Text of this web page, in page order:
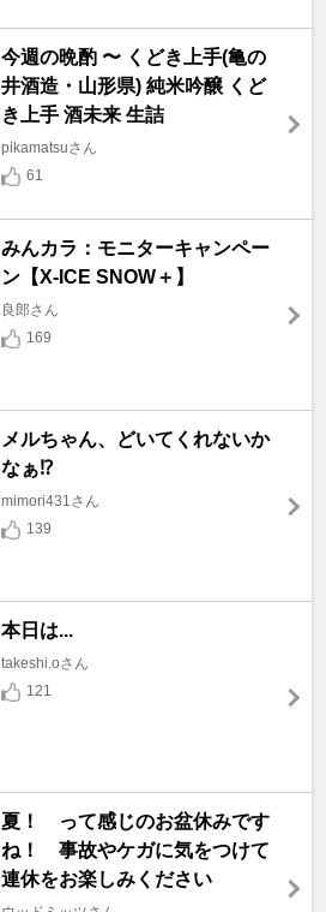
今週の晩酌 〜 くどき上手(亀の
井酒造・山形県) 純米吟醸 くど
き上手 酒未来 生詰
pikamatsuさん
61
みんカラ：モニターキャンペー
ン【X-ICE SNOW＋】
良郎さん
169
メルちゃん、どいてくれないか
なぁ⁉️
mimori431さん
139
本日は...
takeshi.oさん
121
夏！ って感じのお盆休みです
ね！ 事故やケガに気をつけて
連休をお楽しみください